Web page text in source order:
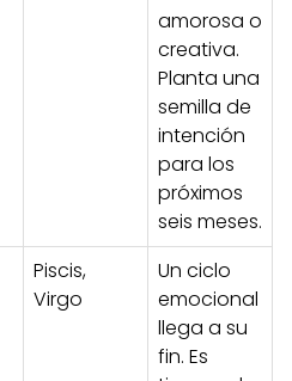
amorosa o
creativa.
Planta una
semilla de
intención
para los
próximos
seis meses.
Piscis,
Virgo
Un ciclo
emocional
llega a su
fin. Es